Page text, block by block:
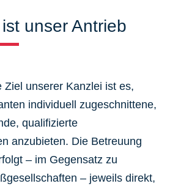
unser Antrieb
Ziel unserer Kanzlei ist es,
individuell zugeschnittene,
qualifizierte
anzubieten. Die Betreuung
– im Gegensatz zu
– jeweils direkt,